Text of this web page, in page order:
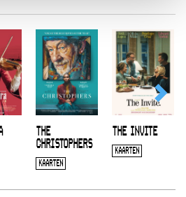
THE
CHRISTOPHERS
KAARTEN
THE INVITE
KAARTEN